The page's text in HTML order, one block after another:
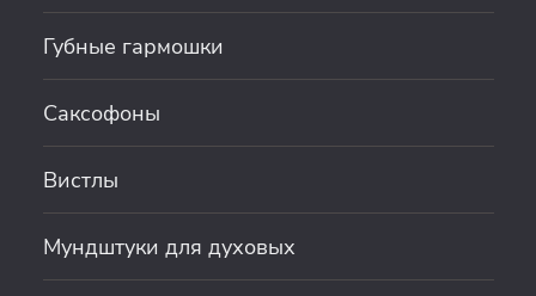
Губные гармошки
Саксофоны
Вистлы
Мундштуки для духовых